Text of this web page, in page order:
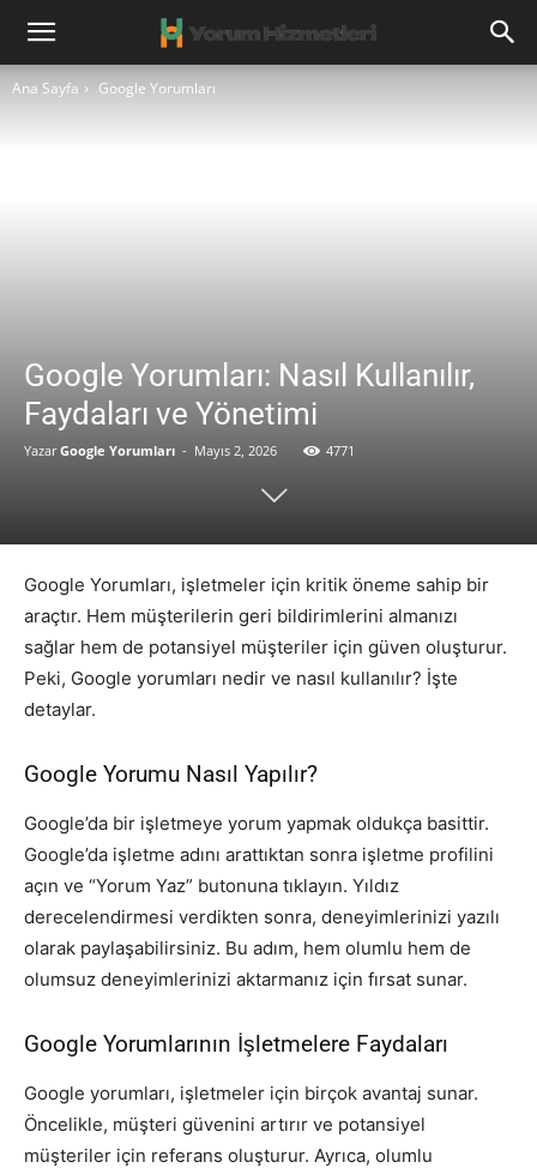
Ana Sayfa Google Yorumları
Google Yorumları: Nasıl Kullanılır,
Faydaları ve Yönetimi
YazarGoogle Yorumları - Mayıs 2, 2026 4771
Google Yorumları, işletmeler için kritik öneme sahip bir
araçtır. Hem müşterilerin geri bildirimlerini almanızı
sağlar hem de potansiyel müşteriler için güven oluşturur.
Peki, Google yorumları nedir ve nasıl kullanılır? İşte
detaylar.
Google Yorumu Nasıl Yapılır?
Google’da bir işletmeye yorum yapmak oldukça basittir.
Google’da işletme adını arattıktan sonra işletme profilini
açın ve “Yorum Yaz” butonuna tıklayın. Yıldız
derecelendirmesi verdikten sonra, deneyimlerinizi yazılı
olarak paylaşabilirsiniz. Bu adım, hem olumlu hem de
olumsuz deneyimlerinizi aktarmanız için fırsat sunar.
Google Yorumlarının İşletmelere Faydaları
Google yorumları, işletmeler için birçok avantaj sunar.
Öncelikle, müşteri güvenini artırır ve potansiyel
müşteriler için referans oluşturur. Ayrıca, olumlu